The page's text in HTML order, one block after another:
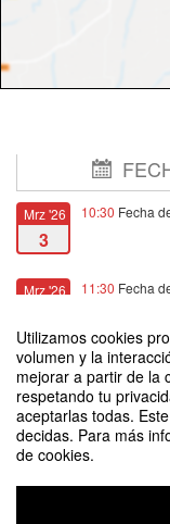
Utilizamos cookies
volumen y la
mejorar a partir de la
respetando tu
aceptarlas todas.
decidas. Para más
de cookies.
Mrz '26
3
10:30 Fecha
Mrz '26 11:30 Fecha
Conoce a los
Universidad.